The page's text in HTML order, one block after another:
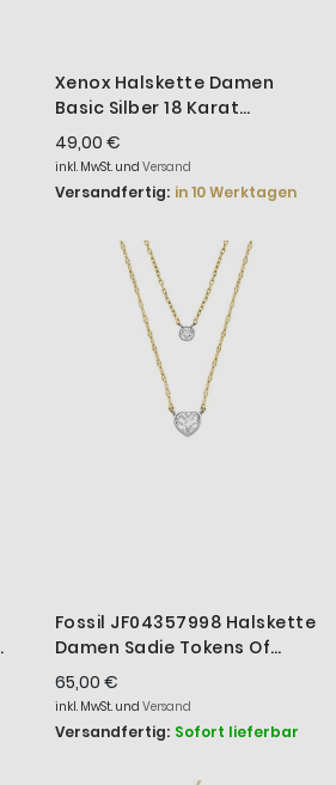
Xenox Halskette Damen
Basic Silber 18 Karat
Vergoldet 45 cm KFA013G
49,00 €
inkl. MwSt. und Versand
Versandfertig: in 10 Werktagen
Fossil JF04357998 Halskette
Damen Sadie Tokens Of
Affection Herz Goldfarben
65,00 €
inkl. MwSt. und Versand
Versandfertig: Sofort lieferbar